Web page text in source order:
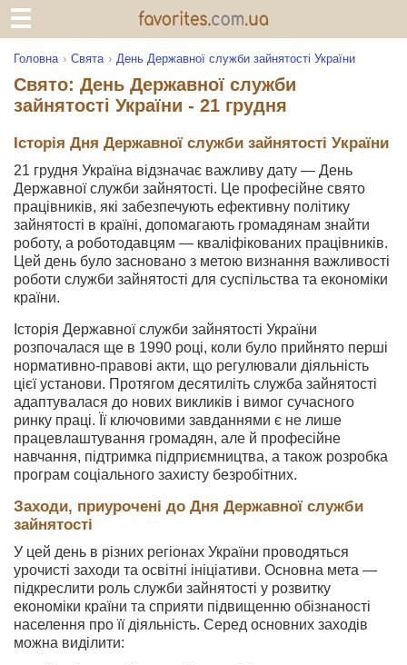
Головна Свята День Державної служби зайнятості України
Свято: День Державної служби
зайнятості України - 21 грудня
Історія Дня Державної служби зайнятості України
21 грудня Україна відзначає важливу дату — День
Державної служби зайнятості. Це професійне свято
працівників, які забезпечують ефективну політику
зайнятості в країні, допомагають громадянам знайти
роботу, а роботодавцям — кваліфікованих працівників.
Цей день було засновано з метою визнання важливості
роботи служби зайнятості для суспільства та економіки
країни.
Історія Державної служби зайнятості України
розпочалася ще в 1990 році, коли було прийнято перші
нормативно-правові акти, що регулювали діяльність
цієї установи. Протягом десятиліть служба зайнятості
адаптувалася до нових викликів і вимог сучасного
ринку праці. Її ключовими завданнями є не лише
працевлаштування громадян, але й професійне
навчання, підтримка підприємництва, а також розробка
програм соціального захисту безробітних.
Заходи, приурочені до Дня Державної служби
зайнятості
У цей день в різних регіонах України проводяться
урочисті заходи та освітні ініціативи. Основна мета —
підкреслити роль служби зайнятості у розвитку
економіки країни та сприяти підвищенню обізнаності
населення про її діяльність. Серед основних заходів
можна виділити: